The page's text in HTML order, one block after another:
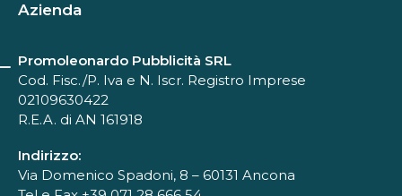
Azienda
Promoleonardo Pubblicità SRL
Cod. Fisc./P. Iva e N. Iscr. Registro Imprese
02109630422
R.E.A. di AN 161918
Indirizzo:
Via Domenico Spadoni, 8 – 60131 Ancona